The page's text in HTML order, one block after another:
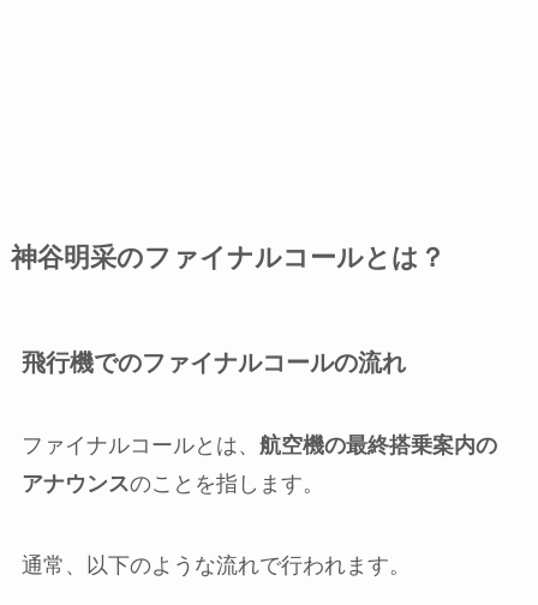
神谷明采のファイナルコールとは？
飛行機でのファイナルコールの流れ
ファイナルコールとは、 航空機の最終搭乗案内の
アナウンスのことを指します。
通常、以下のような流れで行われます。